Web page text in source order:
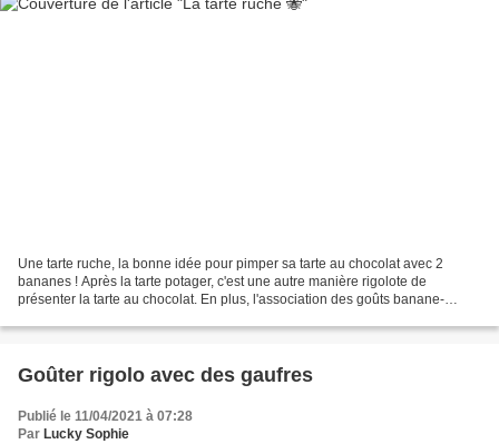
Une tarte ruche, la bonne idée pour pimper sa tarte au chocolat avec 2
bananes ! Après la tarte potager, c'est une autre manière rigolote de
présenter la tarte au chocolat. En plus, l'association des goûts banane-
Goûter rigolo avec des gaufres
Publié le 11/04/2021 à 07:28
Par Lucky Sophie